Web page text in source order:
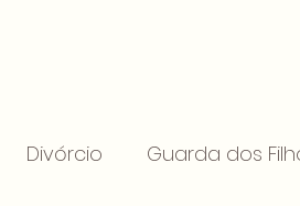
Divórcio Guarda dos